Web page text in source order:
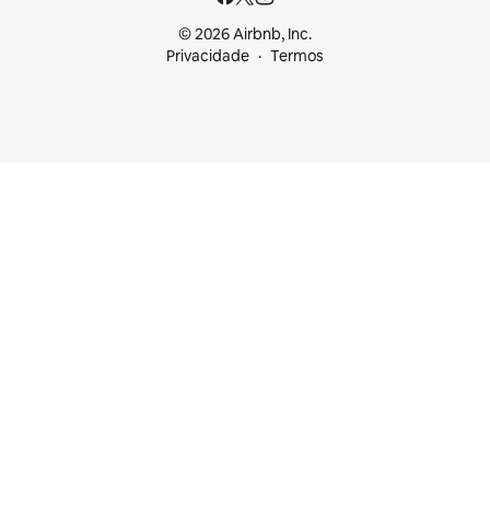
© 2026 Airbnb, Inc.
Privacidade
Termos